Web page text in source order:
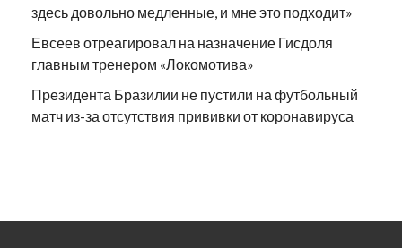
здесь довольно медленные, и мне это подходит»
Евсеев отреагировал на назначение Гисдоля
главным тренером «Локомотива»
Президента Бразилии не пустили на футбольный
матч из-за отсутствия прививки от коронавируса